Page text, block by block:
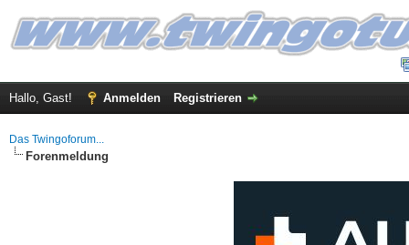
Hallo, Gast! Anmelden Registrieren
Das Twingoforum...
Forenmeldung